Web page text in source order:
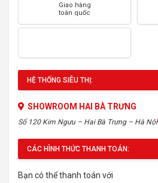
Giao hàng
toàn quốc
HỆ THỐNG SIÊU THỊ:
SHOWROOM HAI BÀ TRƯNG
Số 120 Kim Ngưu – Hai Bà Trưng – Hà Nội
CÁC HÌNH THỨC THANH TOÁN:
Bạn có thể thanh toán với